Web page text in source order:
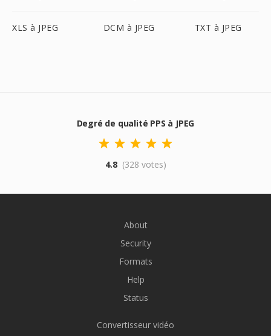
XLS à JPEG DCM à JPEG TXT à JPEG
Degré de qualité PPS à JPEG
4.8 (328 votes)
About
Security
Formats
Help
Status
Convertisseur vidéo